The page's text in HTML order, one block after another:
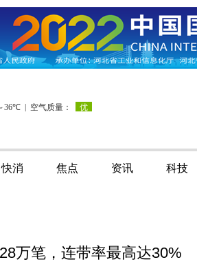
快消 焦点 资讯 科技
万笔，连带率最高达30%